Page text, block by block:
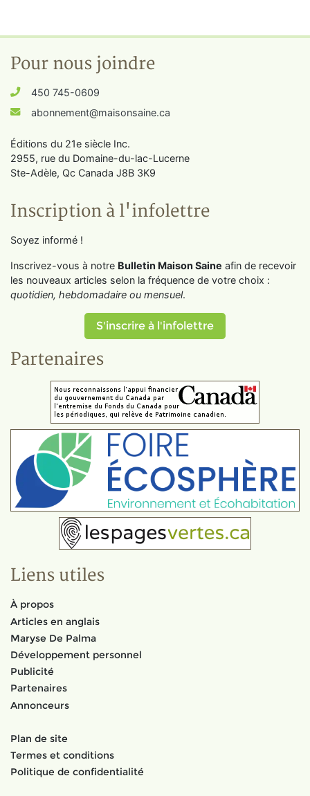
Pour nous joindre
450 745-0609
abonnement@maisonsaine.ca
Éditions du 21e siècle Inc.
2955, rue du Domaine-du-lac-Lucerne
Ste-Adèle, Qc Canada J8B 3K9
Inscription à l'infolettre
Soyez informé !
Inscrivez-vous à notre Bulletin Maison Saine afin de recevoir
les nouveaux articles selon la fréquence de votre choix :
quotidien, hebdomadaire ou mensuel.
S'inscrire à l'infolettre
Partenaires
Liens utiles
À propos
Articles en anglais
Maryse De Palma
Développement personnel
Publicité
Partenaires
Annonceurs
Plan de site
Termes et conditions
Politique de confidentialité